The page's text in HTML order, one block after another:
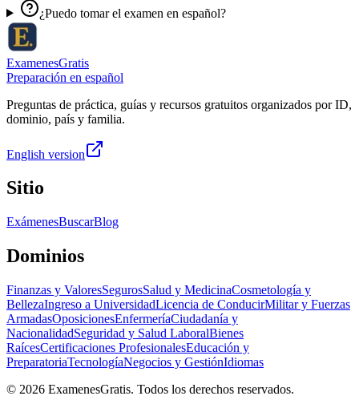
¿Puedo tomar el examen en español?
ExamenesGratis
Preparación en español
Preguntas de práctica, guías y recursos gratuitos organizados por ID,
dominio, país y familia.
English version
Sitio
ExámenesBuscarBlog
Dominios
Finanzas y ValoresSegurosSalud y MedicinaCosmetología y
BellezaIngreso a UniversidadLicencia de ConducirMilitar y Fuerzas
ArmadasOposicionesEnfermeríaCiudadanía y
NacionalidadSeguridad y Salud LaboralBienes
RaícesCertificaciones ProfesionalesEducación y
PreparatoriaTecnologíaNegocios y GestiónIdiomas
© 2026 ExamenesGratis. Todos los derechos reservados.